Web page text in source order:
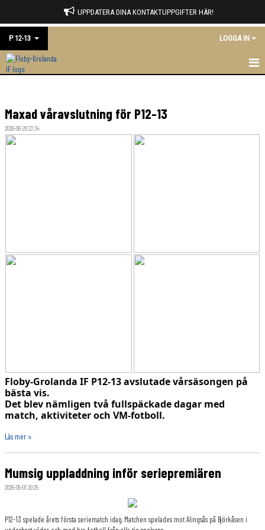
UPPDATERA DINA KONTAKTUPPGIFTER HÄR!
P 12-13 LOGGA IN
NYHETER
KALENDER
KONTAKT
Maxad våravslutning för P12-13
2026-06-29 22:34
Floby-Grolanda IF P12-13 avslutade vårsäsongen på
bästa vis.
Det blev nämligen två fullspäckade dagar med
match, aktiviteter och VM-fotboll.
Läs mer »
Mumsig uppladdning inför seriepremiären
2026-05-01 20:25
P12-13 spelade årets första seriematch idag. Matchen spelades mot Alingsås på Björkåsen i